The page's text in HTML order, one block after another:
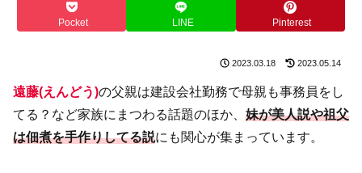
Pocket LINE Pinterest
2023.03.18 2023.05.14
遠藤(えんどう)の父親は建設会社勤務で母親も事務員をし
てる？など家族にまつわる話題のほか、 妹が美人説や祖父
は佃煮を手作りしてる説にも関心が集まっています。